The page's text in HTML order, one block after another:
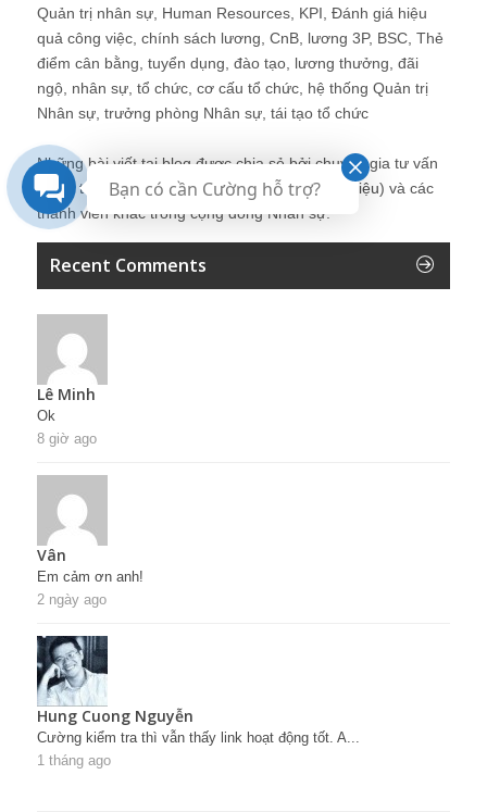
Quản trị nhân sự, Human Resources, KPI, Đánh giá hiệu
quả công việc, chính sách lương, CnB, lương 3P, BSC, Thẻ
điểm cân bằng, tuyển dụng, đào tạo, lương thưởng, đãi
ngộ, nhân sự, tổ chức, cơ cấu tổ chức, hệ thống Quản trị
Nhân sự, trưởng phòng Nhân sự, tái tạo tổ chức
Những bài viết tại blog được chia sẻ bởi chuyên gia tư vấn
Quản trị Nhân sự Nguyễn Hùng Cường (giới thiệu) và các
thành viên khác trong cộng đồng Nhân sự.
Recent Comments
Lê Minh
Ok
8 giờ ago
Vân
Em cảm ơn anh!
2 ngày ago
Hung Cuong Nguyễn
Cường kiểm tra thì vẫn thấy link hoạt động tốt. A...
1 tháng ago
Bạn có cần Cường hỗ trợ?